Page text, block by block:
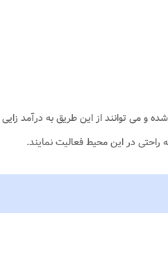
شده و می توانند از این طریق به درآمد
به راحتی در این محیط فعالیت نمایند.